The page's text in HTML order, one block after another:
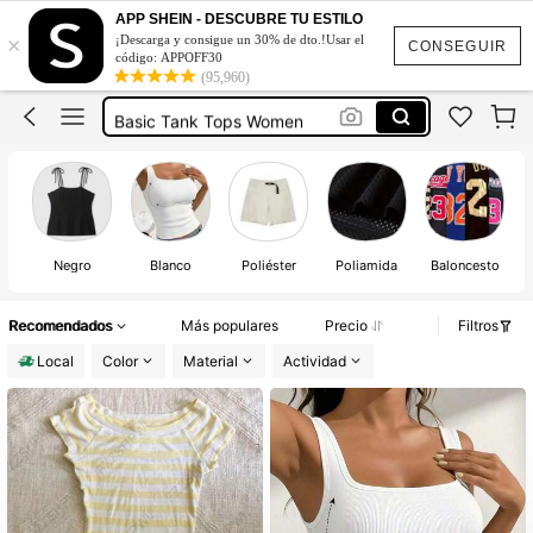
CONSEGUIR
×
APP SHEIN - DESCUBRE TU ESTILO
¡Descarga y consigue un 30% de dto.!Usar el
código: APPOFF30
(95,960)
Top Blanco
Tops
Basic Tank Tops Women
Top Blanco
Tops
Negro Blanco Poliéster Poliamida Baloncesto
Recomendados Más populares Precio
Filtros
Local
Color Material Actividad